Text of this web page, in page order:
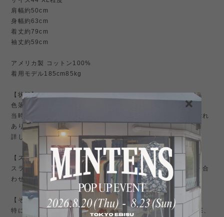
肩幅約50cm
身幅約63cm
着丈約79cm
袖丈約59cm
アメリカ製 コットン100%
着用モデル185cm85kg
【状態】
色落ちは少なく濃紺、パリッとした生地感があります。
当時の年代にしては使用感は少なく、大きく目立つような傷や汚れ
ありません。
詳しくは写真をご参照ください。
【スタイリング】
スラックス合わせや、チノパン、ミリタリーパンツ、ローファー合
わせ、デニムスタイルにも抜群。
【その他】
特にアメリカ古着や Levi's リーバイス 501 66前期 501xx bigE、